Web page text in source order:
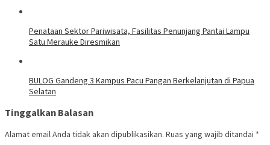
Penataan Sektor Pariwisata, Fasilitas Penunjang Pantai Lampu
Satu Merauke Diresmikan
BULOG Gandeng 3 Kampus Pacu Pangan Berkelanjutan di Papua
Selatan
Tinggalkan Balasan
Alamat email Anda tidak akan dipublikasikan. Ruas yang wajib ditandai *